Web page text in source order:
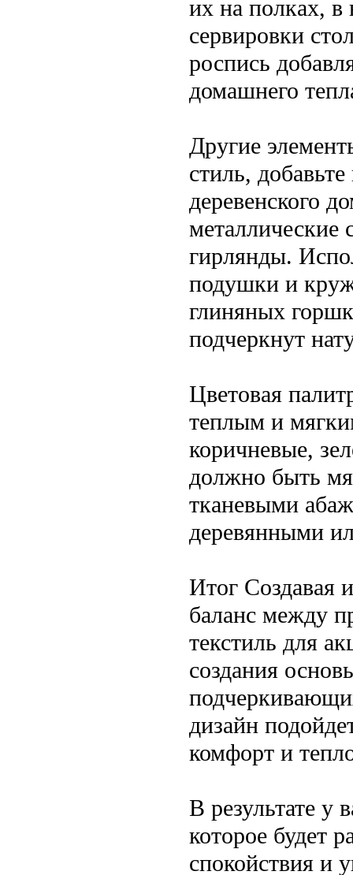
их на полках, в
сервировки
роспись
домашнего
Другие
стиль,
деревенского
металлические
гирлянды.
подушки и
глиняных
подчеркнут
Цветовая
теплым и
коричневые,
должно быть
тканевыми
деревянными
Итог Создавая
баланс между
текстиль для
создания
дизайн
комфорт и
В результате у
которое будет
спокойствия и